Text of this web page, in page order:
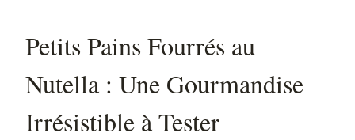
Petits Pains Fourrés au
Nutella : Une Gourmandise
Irrésistible à Tester